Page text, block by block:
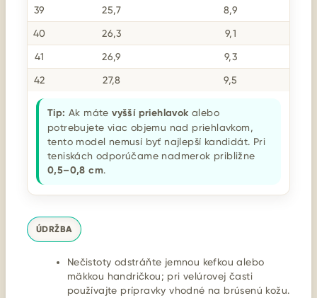
39 25,7 8,9
40 26,3 9,1
41 26,9 9,3
42 27,8 9,5
Tip: Ak mátevyšší priehlavok alebo
potrebujete viac objemu nad priehlavkom,
tento model nemusí byť najlepší kandidát. Pri
teniskách odporúčame nadmerok približne
0,5–0,8 cm.
ÚDRŽBA
Nečistoty odstráňte jemnou kefkou alebo
mäkkou handričkou; pri velúrovej časti
používajte prípravky vhodné na brúsenú kožu.